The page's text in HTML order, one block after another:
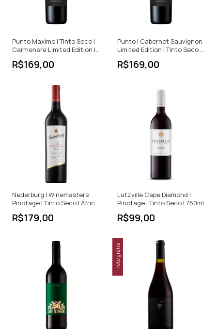
Punto Maximo | Tinto Seco |
Carmenere Limited Edition |
Argentina | 750ml
R$169,00
Punto | Cabernet Sauvignon
Limited Edition | Tinto Seco |
750ml
R$169,00
Nederburg | Winemasters
Pinotage | Tinto Seco | África
R$179,00
Lutzville Cape Diamond |
Pinotage | Tinto Seco | 750ml
R$99,00
Frete grátis